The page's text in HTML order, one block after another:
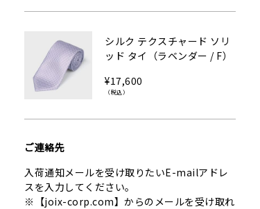
シルク テクスチャード ソリ
ッド タイ（ラベンダー / F）
¥17,600
（税込）
ご連絡先
入荷通知メールを受け取りたいE-mailアドレ
スを入力してください。
※【joix-corp.com】からのメールを受け取れ